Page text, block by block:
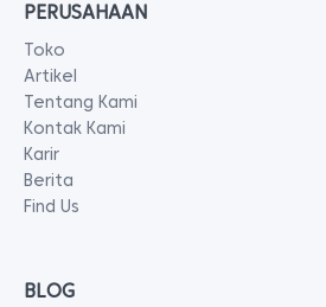
PERUSAHAAN
Toko
Artikel
Tentang Kami
Kontak Kami
Karir
Berita
Find Us
BLOG